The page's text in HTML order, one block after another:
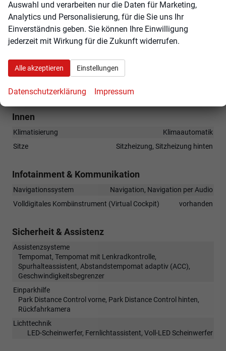
Sitzheizung vorne und hinten
Lendenstütze elektrisch
Smart Key
Wireless Smartphone Charging
Tiptronicbedienung am Lenkrad
Einparkhilfe vorne und hinten
Klimaautomatik
Innen
Klimatisierung
Klimaautomatik
Sitze
Sitzheizung, Sitzheizung hinten
Infotainment & Kommunikation
Navigationssystem
Navigation, Navigation per Audio
Volldigitales Kombiinstrument (Virtual Cockpit)
vorhanden
Sicherheit & Assistenz
Assistenzsysteme
Tempomat, Tempomat mit Lenkradkontrolle,
Spurhalteassistent, Abstandstempomat adaptiv (ACC),
Geschwindigkeitsbegrenzer
Einparkhilfe
Park Distance Control vorne, Park Distance Control hinten,
Rückfahrkamera
Lichttechnik
LED-Scheinwerfer, Fernlichtassistent, Voll-LED Scheinwerfer
Auswahl und verarbeiten nur die Daten für Marketing,
Analytics und Personalisierung, für die Sie uns Ihr
Einverständnis geben. Sie können Ihre Einwilligung
jederzeit mit Wirkung für die Zukunft widerrufen.
Alle akzeptieren Einstellungen
Datenschutzerklärung Impressum